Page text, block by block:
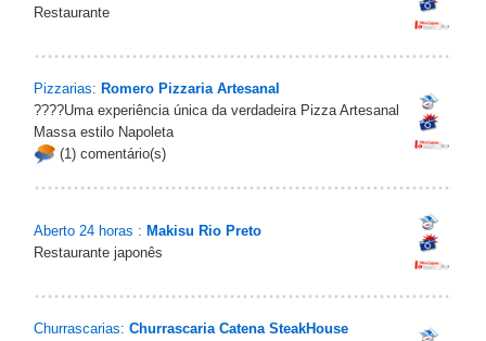
Restaurante
Pizzarias: Romero Pizzaria Artesanal
????Uma experiência única da verdadeira Pizza Artesanal
Massa estilo Napoleta
(1) comentário(s)
Aberto 24 horas : Makisu Rio Preto
Restaurante japonês
Churrascarias: Churrascaria Catena SteakHouse